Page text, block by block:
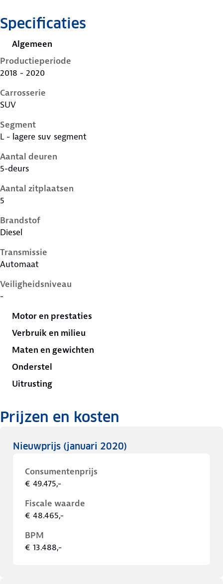
Specificaties
Algemeen
Productieperiode
2018 - 2020
Carrosserie
SUV
Segment
L - lagere suv segment
Aantal deuren
5-deurs
Aantal zitplaatsen
5
Brandstof
Diesel
Transmissie
Automaat
Veiligheidsniveau
-
Motor en prestaties
Verbruik en milieu
Maten en gewichten
Onderstel
Uitrusting
Prijzen en kosten
Nieuwprijs (januari 2020)
Consumentenprijs
€ 49.475,-
Fiscale waarde
€ 48.465,-
BPM
€ 13.488,-